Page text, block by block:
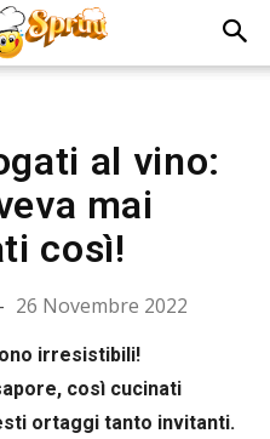
al vino:
mai
così!
- 26 Novembre 2022
irresistibili!
così cucinati
ortaggi tanto invitanti.